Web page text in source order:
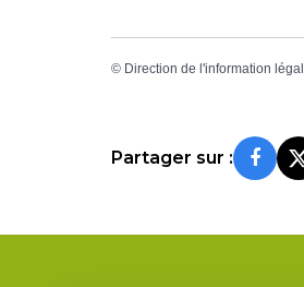
© Direction de l'information
Partager sur :